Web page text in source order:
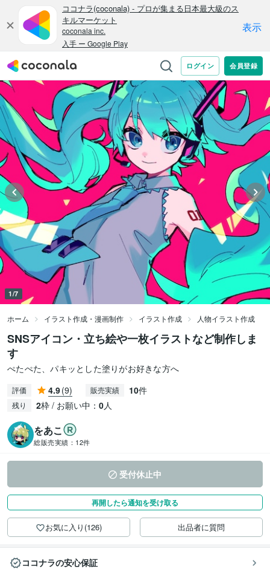
1/7
ホーム イラスト作成・漫画制作 イラスト作成 人物イラスト作成
SNSアイコン・立ち絵や一枚イラストなど制作しま
す
ぺたぺた、パキッとした塗りがお好きな方へ
評価 4.9(9) 販売実績 10件
残り 2枠 / お願い中： 0人
をあこ
総販売実績： 12件
受付休止中
再開したら通知を受け取る
お気に入り(126) 出品者に質問
ココナラの安心保証